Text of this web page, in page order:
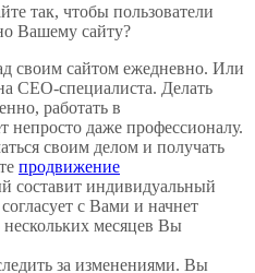
так, чтобы пользователи
Вашему сайту?
своим сайтом ежедневно. Или
СЕО-специалиста. Делать
работать в
непросто даже профессионалу.
своим делом и получать
продвижение
составит индивидуальный
с Вами и начнет
месяцев Вы
за изменениями. Вы